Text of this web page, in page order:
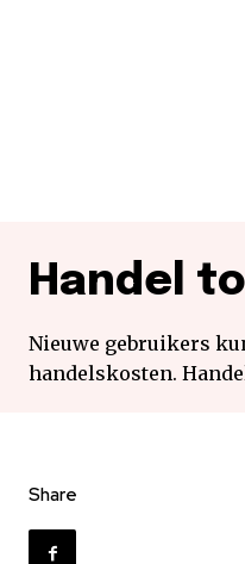
Handel
Nieuwe gebruikers
handelskosten.
Share